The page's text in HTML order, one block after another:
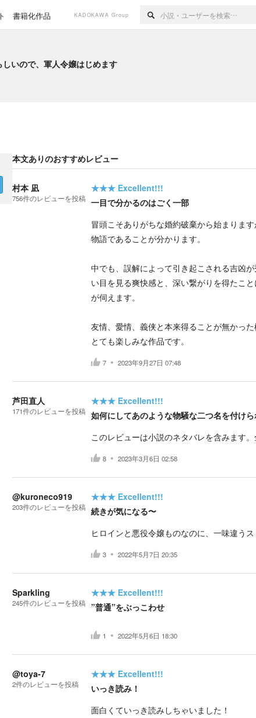
書籍化作品 KADOKAWA Group
いので、軍人令嬢はじめます
本文ありのおすすめレビュー
村本 凪
756件のレビューを投稿
★★★ Excellent!!!
一目で分かるのはごく一部
冒頭こそありがちな婚約破棄から始まりま
物語であることが分かります。
中でも、誤解によって引き起こされる吉凶
い目を見る爽快感と、深い繋がりを得たこ
が伺えます。
友情、愛情、義侠と本来得ることが無かっ
とても楽しみな作品です。
7 2023年9月27日 07:48
芦田直人
171件のレビューを投稿
★★★ Excellent!!!
如何にしてあのような物騒な二つ名を付け
このレビューは小説のネタバレを含みます。
8 2023年3月6日 02:58
@kuroneco919
203件のレビューを投稿
★★★ Excellent!!!
続きが気になる〜
ヒロインと悪役令嬢ものなのに、一味違う
3 2022年5月7日 20:35
Sparkling
245件のレビューを投稿
★★★ Excellent!!!
”普通”をぶっこわせ
1 2022年5月6日 18:30
@toya-7
2件のレビューを投稿
★★★ Excellent!!!
いっき読み！
面白くていっき読みしちゃいました！